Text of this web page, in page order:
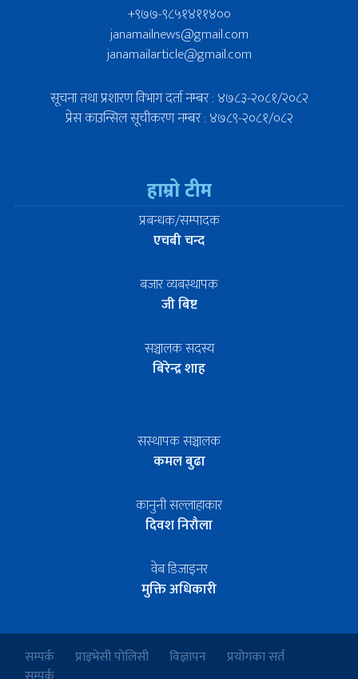
+९७७-९८५१४११४००
janamailnews@gmail.com
janamailarticle@gmail.com
सूचना तथा प्रशारण विभाग दर्ता नम्बर : ४७८३-२०८१/२०८२
प्रेस काउन्सिल सूचीकरण नम्बर : ४७८९-२०८१/०८२
हाम्रो टीम
प्रबन्धक/सम्पादक
एचबी चन्द
बजार व्यबस्थापक
जी बिष्ट
सञ्चालक सदस्य
बिरेन्द्र शाह
सस्थापक सञ्चालक
कमल बुढा
कानुनी सल्लाहाकार
दिवश निरौला
वेब डिजाइनर
मुक्ति अधिकारी
सम्पर्क प्राइभेसी पोलिसी विज्ञापन
प्रयोगका सर्त